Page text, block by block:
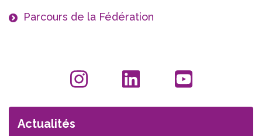
Parcours de la Fédération
Actualités